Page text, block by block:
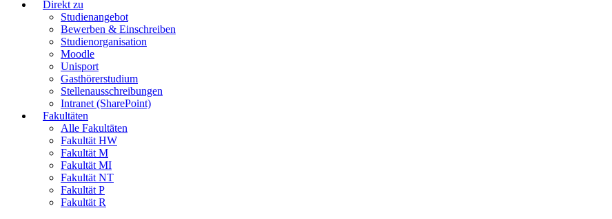
Direkt zu
Studienangebot
Bewerben & Einschreiben
Studienorganisation
Moodle
Unisport
Gasthörerstudium
Stellenausschreibungen
Intranet (SharePoint)
Fakultäten
Alle Fakultäten
Fakultät HW
Fakultät M
Fakultät MI
Fakultät NT
Fakultät P
Fakultät R